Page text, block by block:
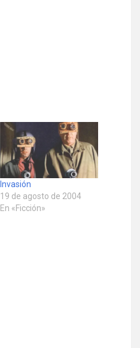
Invasión
19 de agosto de 2004
En «Ficción»